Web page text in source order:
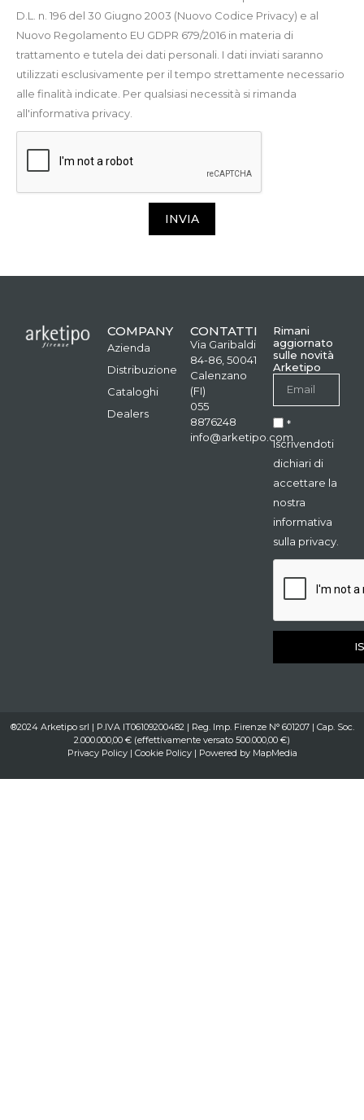
D.L. n. 196 del 30 Giugno 2003 (Nuovo Codice Privacy) e al
Nuovo Regolamento EU GDPR 679/2016 in materia di
trattamento e tutela dei dati personali. I dati inviati saranno
utilizzati esclusivamente per il tempo strettamente necessario
alle finalità indicate. Per qualsiasi necessità si rimanda
all'informativa privacy.
INVIA
COMPANY
Azienda
Distribuzione
Cataloghi
Dealers
CONTATTI
Via Garibaldi
84-86, 50041
Calenzano
(FI)
055
8876248
info@arketipo.com
Rimani
aggiornato
sulle novità
Arketipo
*
Iscrivendoti
dichiari di
accettare la
nostra
informativa
sulla privacy.
®2024 Arketipo srl | P.IVA IT06109200482 | Reg. Imp. Firenze N° 601207 | Cap. Soc.
2.000.000,00 € (effettivamente versato 500.000,00 €)
Privacy Policy| Cookie Policy| Powered by MapMedia